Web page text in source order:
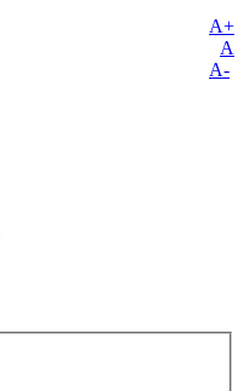
A+
A
A-